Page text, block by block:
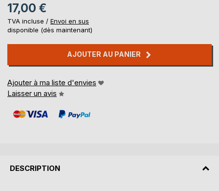
17,00 €
TVA incluse / Envoi en sus
disponible (dès maintenant)
AJOUTER AU PANIER
Ajouter à ma liste d'envies
Laisser un avis
DESCRIPTION